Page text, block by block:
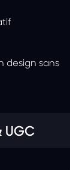
design sans
UGC